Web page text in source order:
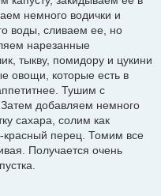
немного водички и
воды, сливаем ее, но
нарезанные
тыкву, помидору и цукини
овощи, которые есть в
Тушим с
добавляем немного
сахара, солим как
красный перец. Томим все
Получается очень